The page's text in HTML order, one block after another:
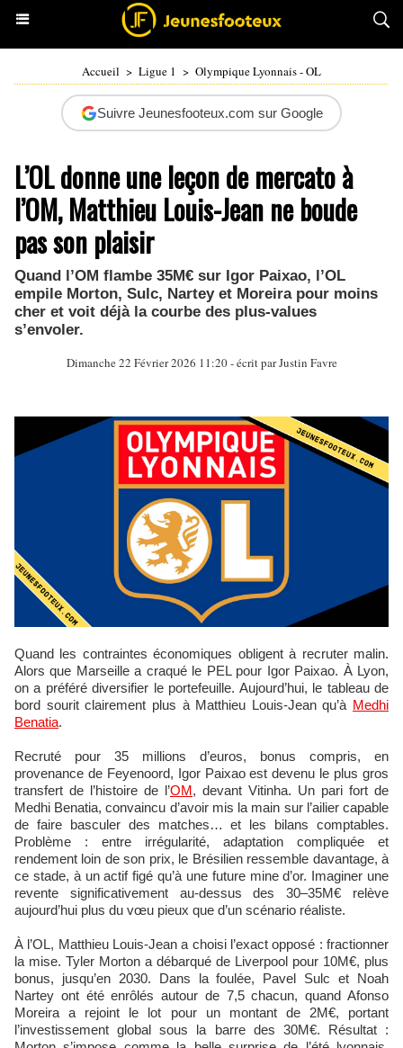
Accueil > Ligue 1 > Olympique Lyonnais - OL
Suivre Jeunesfooteux.com sur Google
L’OL donne une leçon de mercato à
l’OM, Matthieu Louis-Jean ne boude
pas son plaisir
Quand l’OM flambe 35M€ sur Igor Paixao, l’OL
empile Morton, Sulc, Nartey et Moreira pour moins
cher et voit déjà la courbe des plus-values
s’envoler.
Dimanche 22 Février 2026 11:20 - écrit parJustin Favre
Quand les contraintes économiques obligent à recruter malin.
Alors que Marseille a craqué le PEL pour Igor Paixao. À Lyon,
on a préféré diversifier le portefeuille. Aujourd’hui, le tableau de
bord sourit clairement plus à Matthieu Louis-Jean qu’à Medhi
Benatia.
Recruté pour 35 millions d’euros, bonus compris, en
provenance de Feyenoord, Igor Paixao est devenu le plus gros
transfert de l’histoire de l’OM, devant Vitinha. Un pari fort de
Medhi Benatia, convaincu d’avoir mis la main sur l’ailier capable
de faire basculer des matches… et les bilans comptables.
Problème : entre irrégularité, adaptation compliquée et
rendement loin de son prix, le Brésilien ressemble davantage, à
ce stade, à un actif figé qu’à une future mine d’or. Imaginer une
revente significativement au-dessus des 30–35M€ relève
aujourd’hui plus du vœu pieux que d’un scénario réaliste.
À l’OL, Matthieu Louis-Jean a choisi l’exact opposé : fractionner
la mise. Tyler Morton a débarqué de Liverpool pour 10M€, plus
bonus, jusqu’en 2030. Dans la foulée, Pavel Sulc et Noah
Nartey ont été enrôlés autour de 7,5 chacun, quand Afonso
Moreira a rejoint le lot pour un montant de 2M€, portant
l’investissement global sous la barre des 30M€. Résultat :